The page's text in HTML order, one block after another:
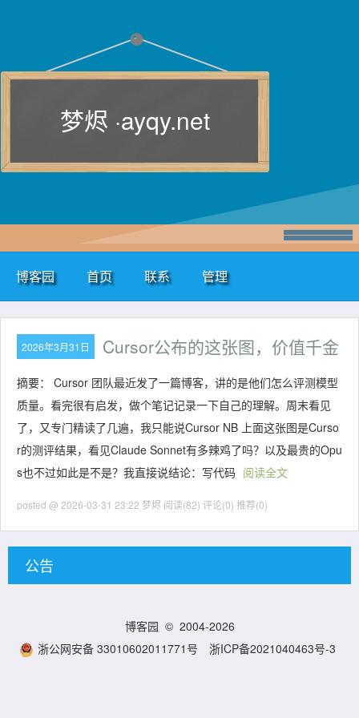
梦烬 ·ayqy.net
博客园 首页 联系 管理
2026年3月31日 Cursor公布的这张图，价值千金
摘要： Cursor 团队最近发了一篇博客，讲的是他们怎么评测模型
质量。看完很有启发，做个笔记记录一下自己的理解。周末看见
了，又专门精读了几遍，我只能说Cursor NB 上面这张图是Curso
r的测评结果，看见Claude Sonnet有多辣鸡了吗？以及最贵的Opu
s也不过如此是不是？我直接说结论：写代码 阅读全文
posted @ 2026-03-31 23:22 梦烬 阅读(82) 评论(0) 推荐(0)
公告
博客园 © 2004-2026
浙公网安备 33010602011771号
浙ICP备2021040463号-3